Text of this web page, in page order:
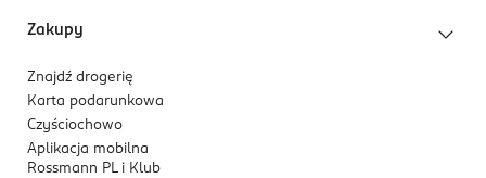
Zakupy
Znajdź drogerię
Karta podarunkowa
Czyściochowo
Aplikacja mobilna
Rossmann PL i Klub